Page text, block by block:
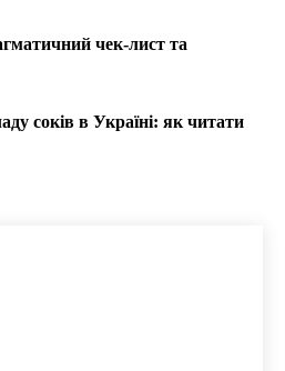
чек-лист та
соків в Україні: як читати